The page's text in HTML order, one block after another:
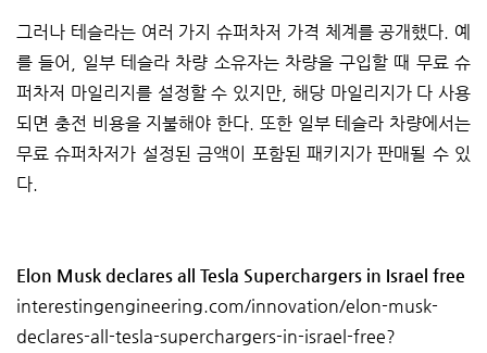
그러나 테슬라는 여러 가지 슈퍼차저 가격 체계를 공개했다. 예
를 들어, 일부 테슬라 차량 소유자는 차량을 구입할 때 무료 슈
퍼차저 마일리지를 설정할 수 있지만, 해당 마일리지가 다 사용
되면 충전 비용을 지불해야 한다. 또한 일부 테슬라 차량에서는
무료 슈퍼차저가 설정된 금액이 포함된 패키지가 판매될 수 있
다.
Elon Musk declares all Tesla Superchargers in Israel free
interestingengineering.com/innovation/elon-musk-
declares-all-tesla-superchargers-in-israel-free?